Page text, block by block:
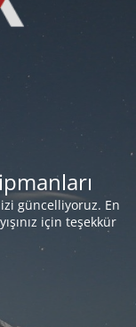
güncelliyoruz. En
için teşekkür